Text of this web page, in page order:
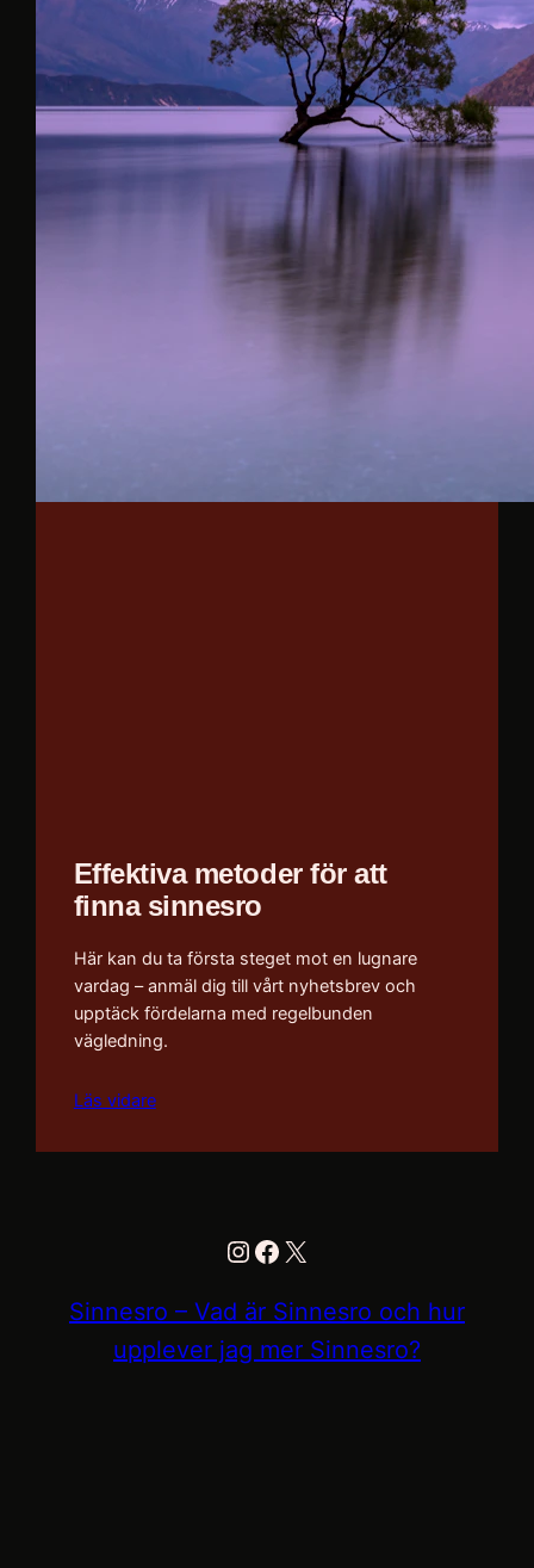
Effektiva metoder för att
finna sinnesro
Här kan du ta första steget mot en lugnare
vardag – anmäl dig till vårt nyhetsbrev och
upptäck fördelarna med regelbunden
vägledning.
Läs vidare
Instagram
Facebook
X
Sinnesro – Vad är Sinnesro och hur
upplever jag mer Sinnesro?